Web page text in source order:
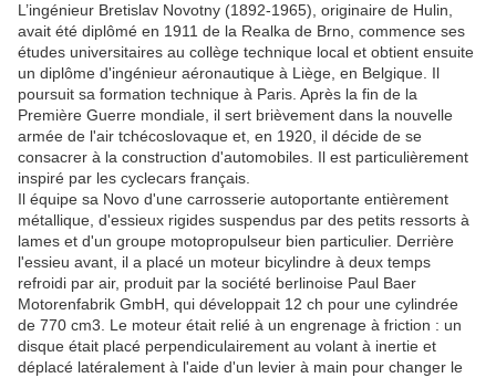
L’ingénieur Bretislav Novotny (1892-1965), originaire de Hulin,
avait été diplômé en 1911 de la Realka de Brno, commence ses
études universitaires au collège technique local et obtient ensuite
un diplôme d'ingénieur aéronautique à Liège, en Belgique. Il
poursuit sa formation technique à Paris. Après la fin de la
Première Guerre mondiale, il sert brièvement dans la nouvelle
armée de l'air tchécoslovaque et, en 1920, il décide de se
consacrer à la construction d'automobiles. Il est particulièrement
inspiré par les cyclecars français.
Il équipe sa Novo d'une carrosserie autoportante entièrement
métallique, d'essieux rigides suspendus par des petits ressorts à
lames et d'un groupe motopropulseur bien particulier. Derrière
l'essieu avant, il a placé un moteur bicylindre à deux temps
refroidi par air, produit par la société berlinoise Paul Baer
Motorenfabrik GmbH, qui développait 12 ch pour une cylindrée
de 770 cm3. Le moteur était relié à un engrenage à friction : un
disque était placé perpendiculairement au volant à inertie et
déplacé latéralement à l'aide d'un levier à main pour changer le